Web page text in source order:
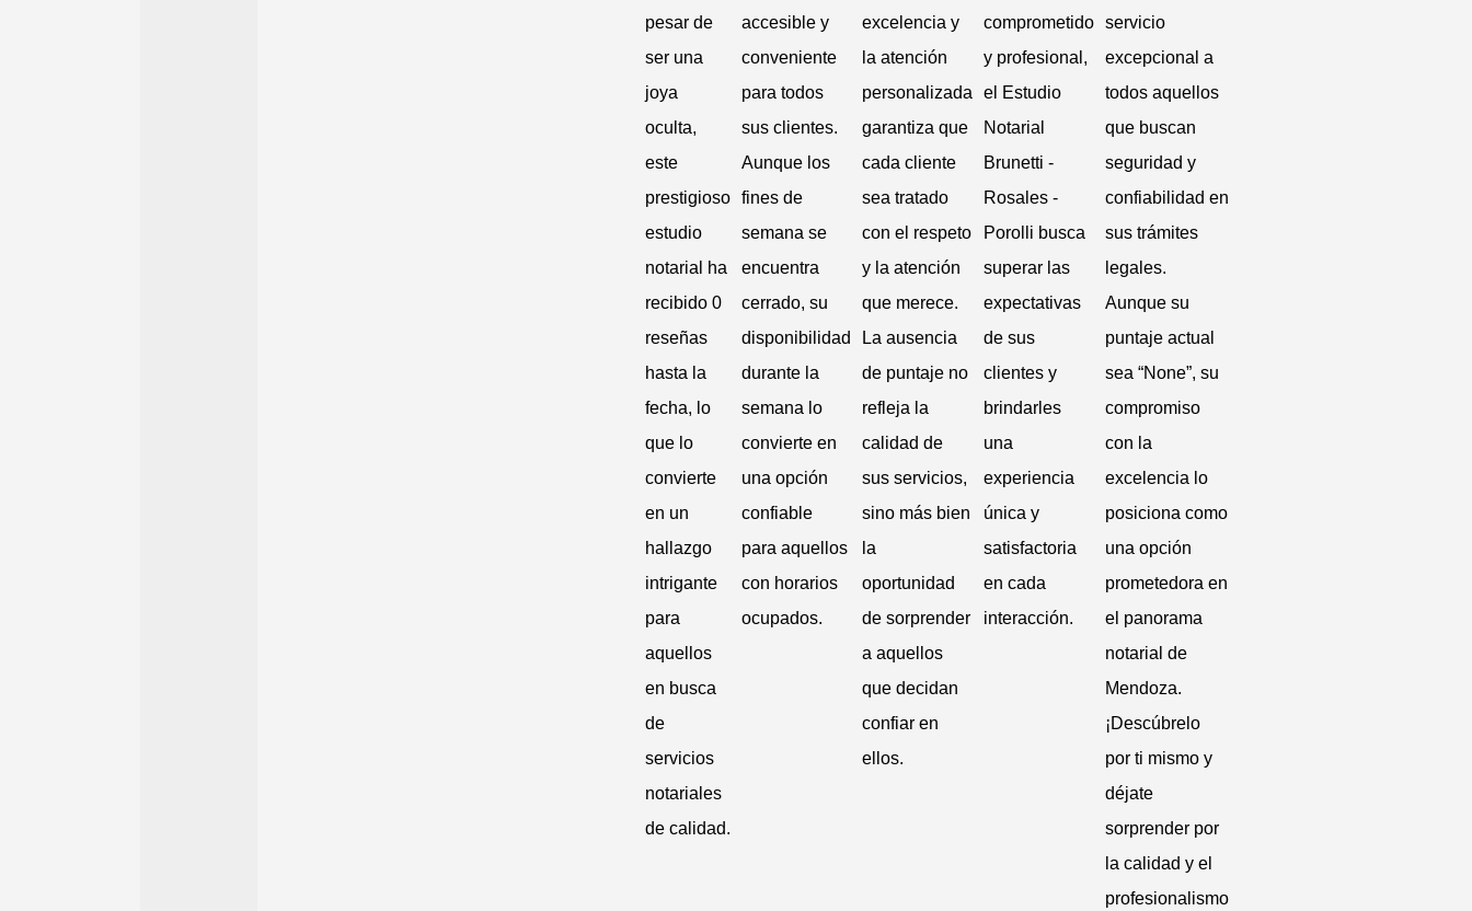
pesar de
ser una
joya
oculta,
este
prestigioso
estudio
notarial ha
recibido 0
reseñas
hasta la
fecha, lo
que lo
convierte
en un
hallazgo
intrigante
para
aquellos
en busca
de
servicios
notariales
de calidad.
accesible y
conveniente
para todos
sus clientes.
Aunque los
fines de
semana se
encuentra
cerrado, su
disponibilidad
durante la
semana lo
convierte en
una opción
confiable
para aquellos
con horarios
ocupados.
excelencia y
la atención
personalizada
garantiza que
cada cliente
sea tratado
con el respeto
y la atención
que merece.
La ausencia
de puntaje no
refleja la
calidad de
sus servicios,
sino más bien
la
oportunidad
de sorprender
a aquellos
que decidan
confiar en
ellos.
comprometido
y profesional,
el Estudio
Notarial
Brunetti -
Rosales -
Porolli busca
superar las
expectativas
de sus
clientes y
brindarles
una
experiencia
única y
satisfactoria
en cada
interacción.
servicio
excepcional a
todos aquellos
que buscan
seguridad y
confiabilidad en
sus trámites
legales.
Aunque su
puntaje actual
sea “None”, su
compromiso
con la
excelencia lo
posiciona como
una opción
prometedora en
el panorama
notarial de
Mendoza.
¡Descúbrelo
por ti mismo y
déjate
sorprender por
la calidad y el
profesionalismo